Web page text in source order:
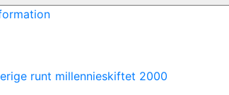
runt millennieskiftet 2000